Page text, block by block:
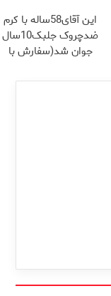
این آقای58ساله با کرم
ضدچروک جلبک10سال
جوان شد(سفارش با